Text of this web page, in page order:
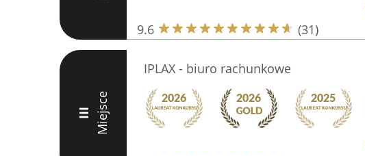
9.6 (31)
III Miejsce
IPLAX - biuro rachunkowe